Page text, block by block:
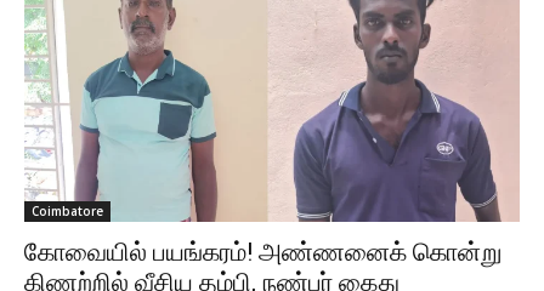
Coimbatore
கோவையில் பயங்கரம்! அண்ணனைக் கொன்று
கிணற்றில் வீசிய தம்பி, நண்பர் கைது